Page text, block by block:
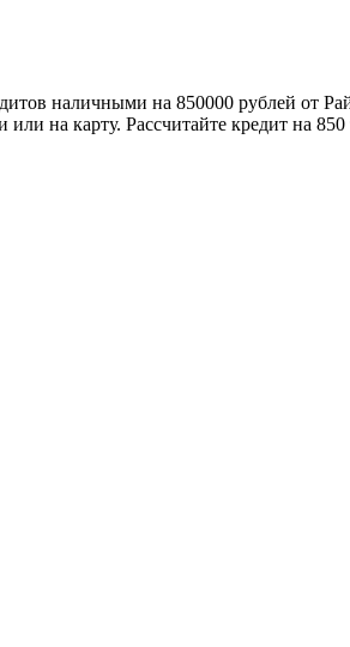
наличными на 850000 рублей от
на карту. Рассчитайте кредит на